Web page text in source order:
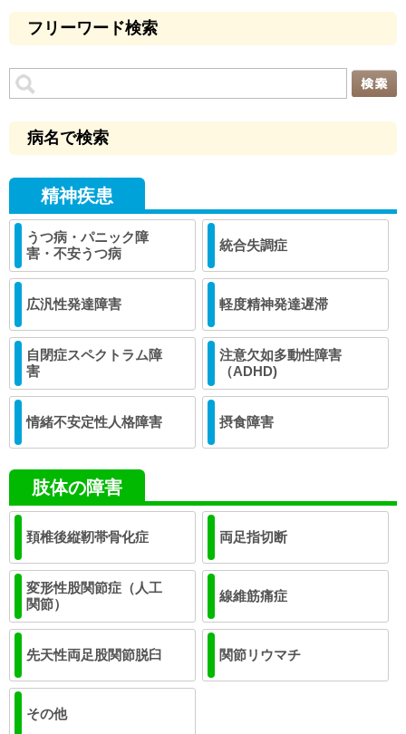
フリーワード検索
病名で検索
精神疾患
うつ病・パニック障
害・不安うつ病
統合失調症
広汎性発達障害 軽度精神発達遅滞
自閉症スペクトラム障
害
注意欠如多動性障害
（ADHD)
情緒不安定性人格障害 摂食障害
肢体の障害
頚椎後縦靭帯骨化症 両足指切断
変形性股関節症（人工
関節）
線維筋痛症
先天性両足股関節脱臼 関節リウマチ
その他